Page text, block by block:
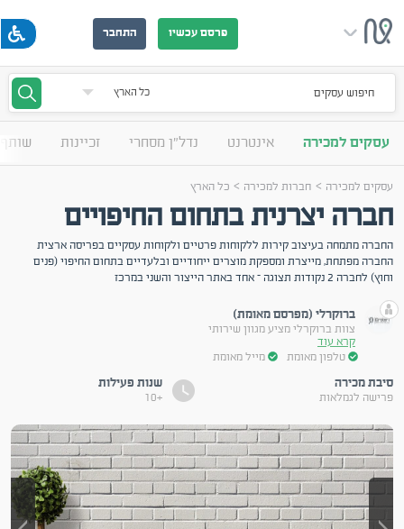
פרסם עכשיו התחבר
חיפוש עסקים
עסקים למכירה אינטרנט נדל"ן מסחרי זכיינות
עסקים למכירה > חברות למכירה > כל הארץ
חברה יצרנית בתחום החיפויים
החברה מתמחה בעיצוב קירות ללקוחות פרטיים ולקוחות עסקיים בפריסה ארצית
החברה מפתחת, מייצרת ומספקת מוצרים ייחודיים ובלעדיים בתחום החיפוי (פנים
וחוץ) לחברה 2 נקודות תצוגה – אחד באתר הייצור והשני במרכז
ברוקרלי (מפרסם מאומת)
צוות ברוקרלי מציע מגוון שירותי
קרא עוד
טלפון מאומת
מייל מאומת
סיבת מכירה
פרישה לגמלאות
שנות פעילות
+10